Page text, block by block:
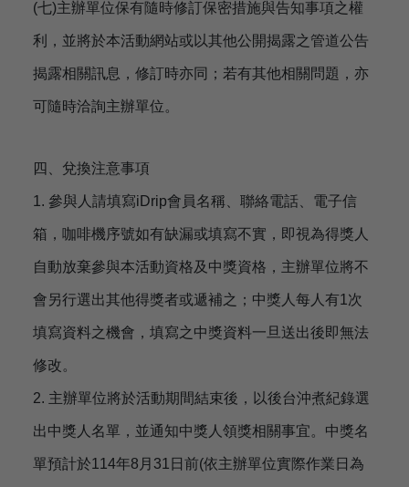
(七)主辦單位保有隨時修訂保密措施與告知事項之權
利，並將於本活動網站或以其他公開揭露之管道公告
揭露相關訊息，修訂時亦同；若有其他相關問題，亦
可隨時洽詢主辦單位。
四、兌換注意事項
1. 參與人請填寫iDrip會員名稱、聯絡電話、電子信
箱，咖啡機序號如有缺漏或填寫不實，即視為得獎人
自動放棄參與本活動資格及中獎資格，主辦單位將不
會另行選出其他得獎者或遞補之；中獎人每人有1次
填寫資料之機會，填寫之中獎資料一旦送出後即無法
修改。
2. 主辦單位將於活動期間結束後，以後台沖煮紀錄選
出中獎人名單，並通知中獎人領獎相關事宜。中獎名
單預計於114年8月31日前(依主辦單位實際作業日為